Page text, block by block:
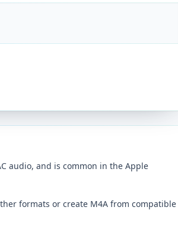
audio, and is common in the Apple
formats or create M4A from compatible